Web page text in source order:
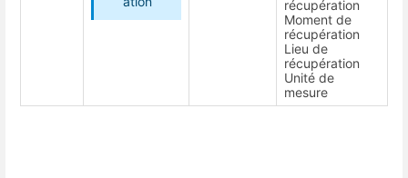
récupération
Moment de
récupération
Lieu de
récupération
Unité de
mesure